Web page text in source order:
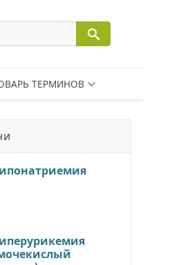
ТЕРМИНОВ